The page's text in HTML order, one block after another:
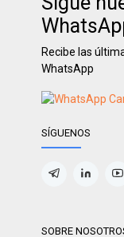
Recibe las
WhatsApp
SÍGUENOS
SOBRE